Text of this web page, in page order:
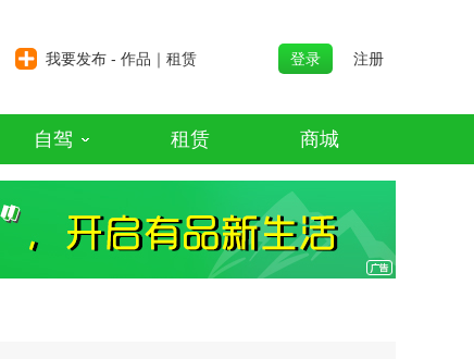
我要发布 - 作品｜租赁 注册
登录
自驾 租赁 商城